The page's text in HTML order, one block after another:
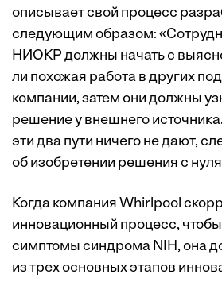
описывает свой процесс
следующим образом:
НИОКР должны начать с
ли похожая работа в других
компании, затем они должны
решение у внешнего
эти два пути ничего не дают,
об изобретении решения с
Когда компания Whirlpool
инновационный процесс,
симптомы синдрома NIH, она
из трех основных этапов